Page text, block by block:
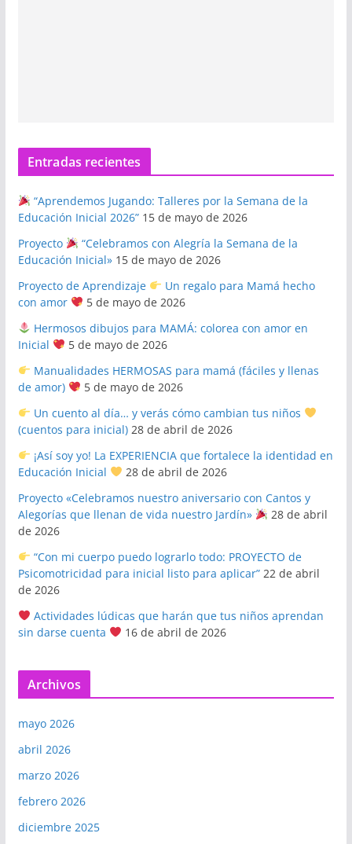
Entradas recientes
“Aprendemos Jugando: Talleres por la Semana de la
Educación Inicial 2026” 15 de mayo de 2026
Proyecto
“Celebramos con Alegría la Semana de la
Educación Inicial» 15 de mayo de 2026
Proyecto de Aprendizaje
Un regalo para Mamá hecho
con amor
5 de mayo de 2026
Hermosos dibujos para MAMÁ: colorea con amor en
Inicial
5 de mayo de 2026
Manualidades HERMOSAS para mamá (fáciles y llenas
de amor)
5 de mayo de 2026
Un cuento al día… y verás cómo cambian tus niños
(cuentos para inicial) 28 de abril de 2026
¡Así soy yo! La EXPERIENCIA que fortalece la identidad en
Educación Inicial
28 de abril de 2026
Proyecto «Celebramos nuestro aniversario con Cantos y
Alegorías que llenan de vida nuestro Jardín»
28 de abril
de 2026
“Con mi cuerpo puedo lograrlo todo: PROYECTO de
Psicomotricidad para inicial listo para aplicar” 22 de abril
de 2026
Actividades lúdicas que harán que tus niños aprendan
sin darse cuenta
16 de abril de 2026
Archivos
mayo 2026
abril 2026
marzo 2026
febrero 2026
diciembre 2025